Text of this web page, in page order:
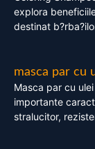
explora
destinat
masca par cu
Masca par cu
importante
stralucitor,